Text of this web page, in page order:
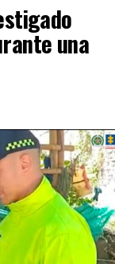
una